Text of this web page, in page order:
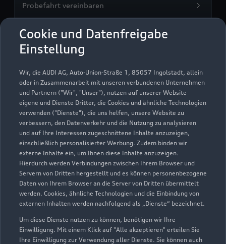
Cookie und Datenfreigabe
Einstellung
Wir, die AUDI AG, Auto-Union-Straße 1, 85057 Ingolstadt, allein
oder in Zusammenarbeit mit unseren verbundenen Unternehmen
und Partnern ("Wir", "Unser"), nutzen auf unserer Website
eigene und Dienste Dritter, die Cookies und ähnliche Technologien
verwenden ("Dienste"), die uns helfen, unsere Website zu
verbessern, den Datenverkehr und die Nutzung zu analysieren
und auf Ihre Interessen zugeschnittene Inhalte anzuzeigen,
einschließlich personalisierter Werbung. Zudem binden wir
externe Inhalte ein, um Ihnen diese Inhalte anzuzeigen.
Hierdurch werden Verbindungen zwischen Ihrem Browser und
Servern von Dritten hergestellt und es können personenbezogene
Daten von Ihrem Browser an die Server von Dritten übermittelt
werden. Cookies, ähnliche Technologien und die Einbindung von
externen Inhalten werden nachfolgend als „Dienste“ bezeichnet.
Um diese Dienste nutzen zu können, benötigen wir Ihre
Einwilligung. Mit einem Klick auf "Alle akzeptieren" erteilen Sie
Ihre Einwilligung zur Verwendung aller Dienste. Sie können auch
Probefahrt vereinbaren
Autoverkauf
Servicepartner
Audi Gebrauchtwagen :plus
e-tron